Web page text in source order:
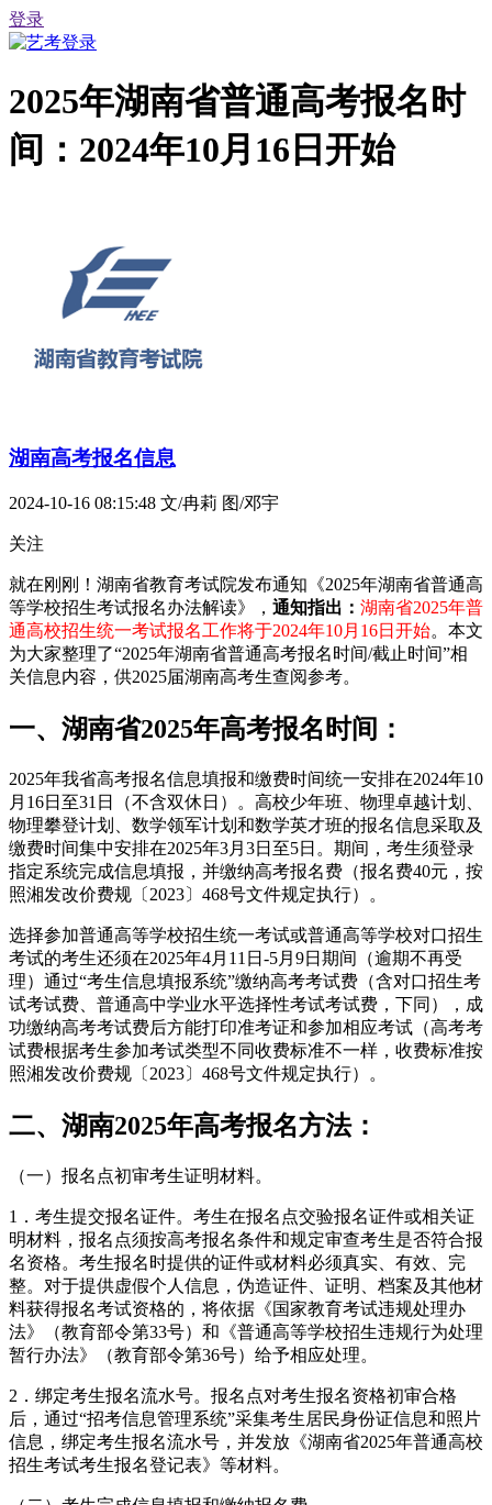
登录
2025年湖南省普通高考报名时
间：2024年10月16日开始
湖南高考报名信息
2024-10-16 08:15:48 文/冉莉 图/邓宇
关注
就在刚刚！湖南省教育考试院发布通知《2025年湖南省普通高
等学校招生考试报名办法解读》， 通知指出： 湖南省2025年普
通高校招生统一考试报名工作将于2024年10月16日开始。本文
为大家整理了“2025年湖南省普通高考报名时间/截止时间”相
关信息内容，供2025届湖南高考生查阅参考。
一、湖南省2025年高考报名时间：
2025年我省高考报名信息填报和缴费时间统一安排在2024年10
月16日至31日（不含双休日）。高校少年班、物理卓越计划、
物理攀登计划、数学领军计划和数学英才班的报名信息采取及
缴费时间集中安排在2025年3月3日至5日。期间，考生须登录
指定系统完成信息填报，并缴纳高考报名费（报名费40元，按
照湘发改价费规〔2023〕468号文件规定执行）。
选择参加普通高等学校招生统一考试或普通高等学校对口招生
考试的考生还须在2025年4月11日-5月9日期间（逾期不再受
理）通过“考生信息填报系统”缴纳高考考试费（含对口招生考
试考试费、普通高中学业水平选择性考试考试费，下同），成
功缴纳高考考试费后方能打印准考证和参加相应考试（高考考
试费根据考生参加考试类型不同收费标准不一样，收费标准按
照湘发改价费规〔2023〕468号文件规定执行）。
二、湖南2025年高考报名方法：
（一）报名点初审考生证明材料。
1．考生提交报名证件。考生在报名点交验报名证件或相关证
明材料，报名点须按高考报名条件和规定审查考生是否符合报
名资格。考生报名时提供的证件或材料必须真实、有效、完
整。对于提供虚假个人信息，伪造证件、证明、档案及其他材
料获得报名考试资格的，将依据《国家教育考试违规处理办
法》（教育部令第33号）和《普通高等学校招生违规行为处理
暂行办法》（教育部令第36号）给予相应处理。
2．绑定考生报名流水号。报名点对考生报名资格初审合格
后，通过“招考信息管理系统”采集考生居民身份证信息和照片
信息，绑定考生报名流水号，并发放《湖南省2025年普通高校
招生考试考生报名登记表》等材料。